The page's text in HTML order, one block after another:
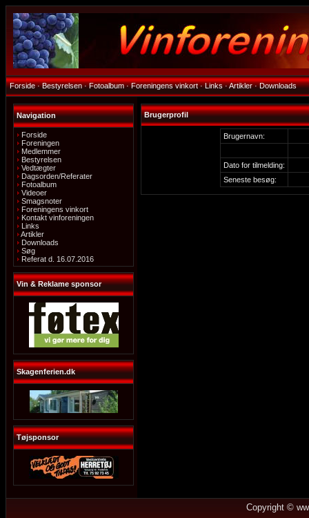
Forside · Bestyrelsen · Fotoalbum · Foreningens vinkort · Links ·Artikler · Downloads
Navigation
Forside
Foreningen
Medlemmer
Bestyrelsen
Vedtægter
Dagsorden/Referater
Fotoalbum
Videoer
Smagsnoter
Foreningens vinkort
Kontakt vinforeningen
Links
Artikler
Downloads
Søg
Referat d. 16.07.2016
Vin & Reklame sponsor
Skagenferien.dk
Tøjsponsor
Brugerprofil
Brugernavn:
Dato for tilmelding:
Seneste besøg:
Copyright ©